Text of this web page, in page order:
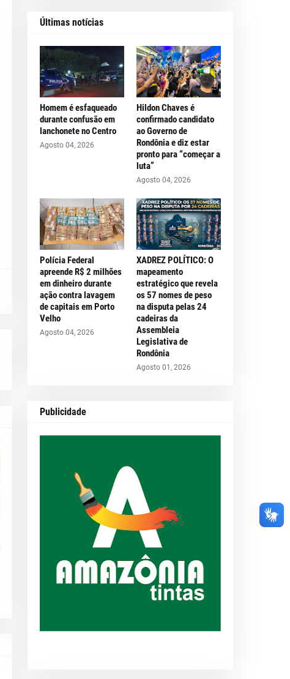
Últimas notícias
Homem é esfaqueado
durante confusão em
lanchonete no Centro
Agosto 04, 2026
Hildon Chaves é
confirmado candidato
ao Governo de
Rondônia e diz estar
pronto para “começar a
luta”
Agosto 04, 2026
Polícia Federal
apreende R$ 2 milhões
em dinheiro durante
ação contra lavagem
de capitais em Porto
Velho
Agosto 04, 2026
XADREZ POLÍTICO: O
mapeamento
estratégico que revela
os 57 nomes de peso
na disputa pelas 24
cadeiras da
Assembleia
Legislativa de
Rondônia
Agosto 01, 2026
Publicidade